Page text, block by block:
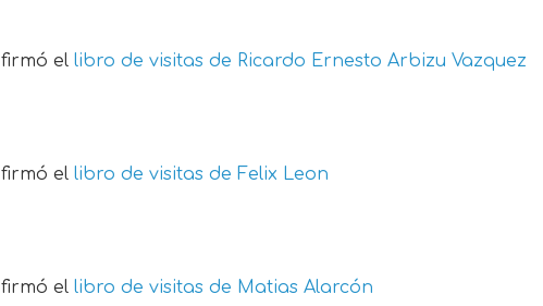
firmó el libro de visitas de Ricardo Ernesto Arbizu Vazquez
firmó el libro de visitas de Felix Leon
firmó el libro de visitas de Matias Alarcón